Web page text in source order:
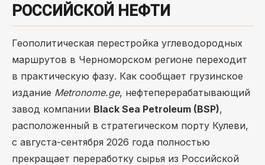
РОССИЙСКОЙ НЕФТИ
Геополитическая перестройка углеводородных
маршрутов в Черноморском регионе переходит
в практическую фазу. Как сообщает грузинское
издание Metronome.ge, нефтеперерабатывающий
завод компании Black Sea Petroleum (BSP),
расположенный в стратегическом порту Кулеви,
с августа-сентября 2026 года полностью
прекращает переработку сырья из Российской